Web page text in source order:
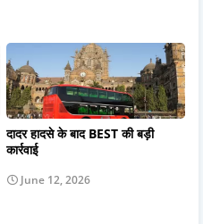
दादर हादसे के बाद BEST की बड़ी
कार्रवाई
June 12, 2026